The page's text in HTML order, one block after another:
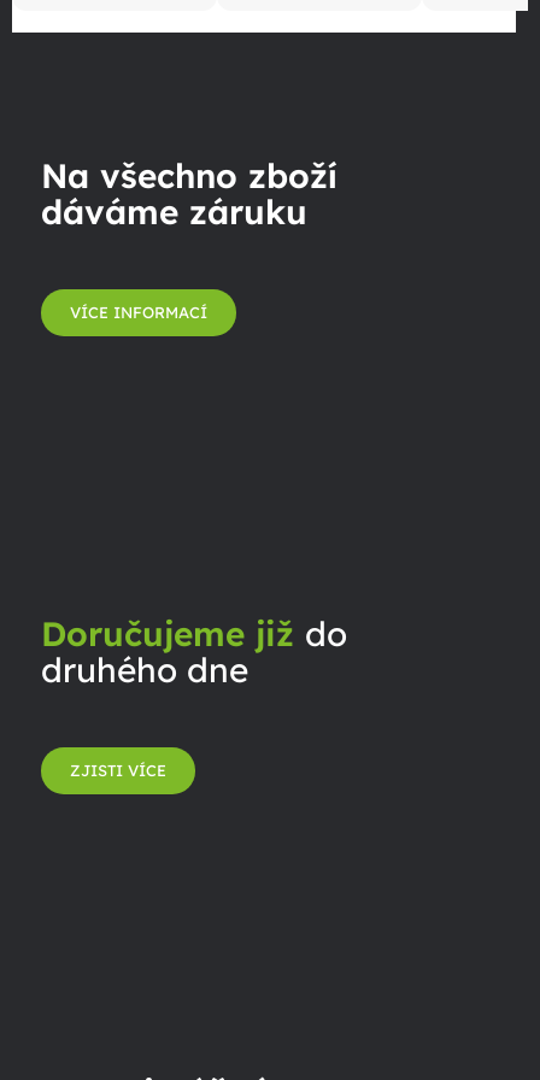
Na všechno zboží
dáváme záruku
VÍCE INFORMACÍ
Doručujeme již do
druhého dne
ZJISTI VÍCE